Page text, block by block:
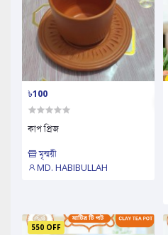
৳100
কাপ প্রিজ
মৃন্ময়ী
MD. HABIBULLAH
550 OFF